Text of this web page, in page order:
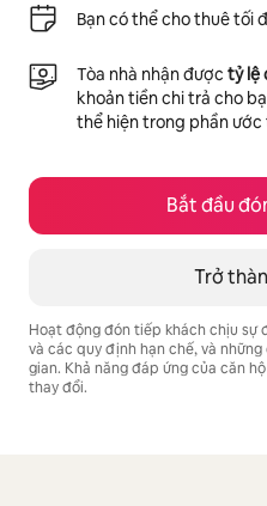
Bạn có thể cho thuê tối
Tòa nhà nhận được tỷ lệ
khoản tiền chi trả cho
thể hiện trong phần ước
Bắt đầu
Trở
Hoạt động đón tiếp khách chịu sự
và các quy định hạn chế, và
gian. Khả năng đáp ứng của căn
thay đổi.